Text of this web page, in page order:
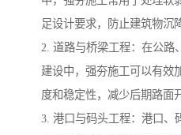
足设计要求，防止建筑物沉
2. 道路与桥梁工程：在公路
建设中，强夯施工可以有效
度和稳定性，减少后期路面
3. 港口与码头工程：港口、